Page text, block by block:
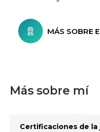
MÁS SOBRE
Más sobre mí
Certificaciones de la